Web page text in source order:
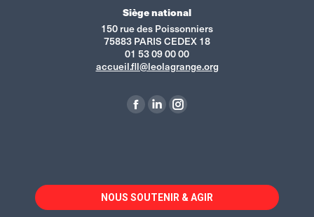
Siège national
150 rue des Poissonniers
75883 PARIS CEDEX 18
01 53 09 00 00
accueil.fll@leolagrange.org
La
dans
une
La
dans
une
La
dans
une
NOUS SOUTENIR & AGIR